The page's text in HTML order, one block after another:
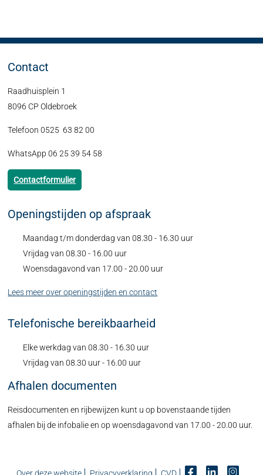
Contact
Raadhuisplein 1
8096 CP Oldebroek
Telefoon 0525 63 82 00
WhatsApp 06 25 39 54 58
Contactformulier
Openingstijden op afspraak
Maandag t/m donderdag van 08.30 - 16.30 uur
Vrijdag van 08.30 - 16.00 uur
Woensdagavond van 17.00 - 20.00 uur
Lees meer over openingstijden en contact
Telefonische bereikbaarheid
Elke werkdag van 08.30 - 16.30 uur
Vrijdag van 08.30 uur - 16.00 uur
Afhalen documenten
Reisdocumenten en rijbewijzen kunt u op bovenstaande tijden
afhalen bij de infobalie en op woensdagavond van 17.00 - 20.00 uur.